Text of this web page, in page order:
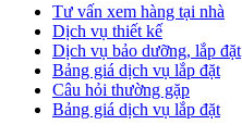
Tư vấn xem hàng tại nhà
Dịch vụ thiết kế
Dịch vụ bảo dưỡng, lắp đặt
Bảng giá dịch vụ lắp đặt
Câu hỏi thường gặp
Bảng giá dịch vụ lắp đặt